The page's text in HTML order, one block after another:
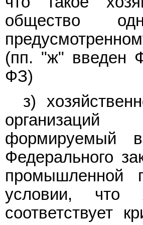
общество
(пп. "ж" введен
ФЗ)
з)
организаций
формируемый
Федерального
промышленной
условии, что
соответствует